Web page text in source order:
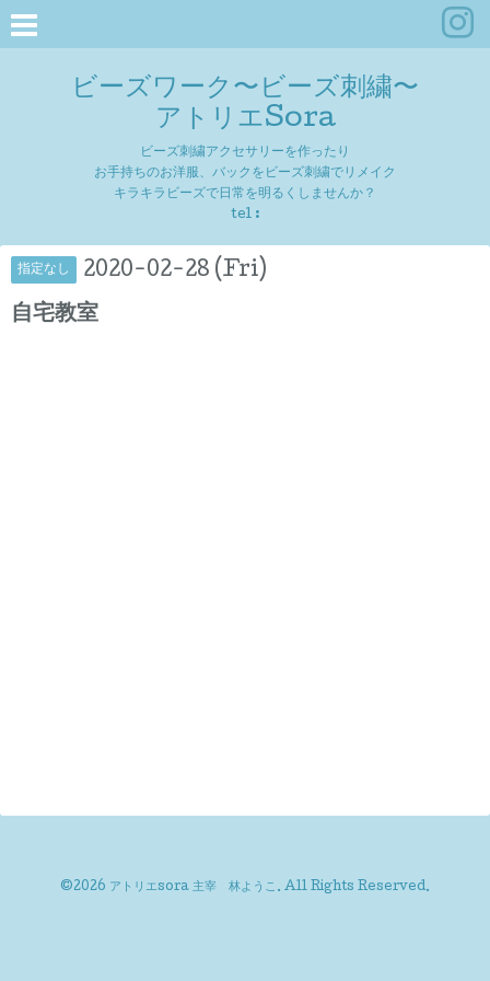
ビーズワーク〜ビーズ刺繍〜
アトリエSora
ビーズ刺繍アクセサリーを作ったり
お手持ちのお洋服、バックをビーズ刺繍でリメイク
キラキラビーズで日常を明るくしませんか？
tel :
指定なし 2020-02-28 (Fri)
自宅教室
©2026 アトリエsora 主宰 林ようこ . All Rights Reserved.